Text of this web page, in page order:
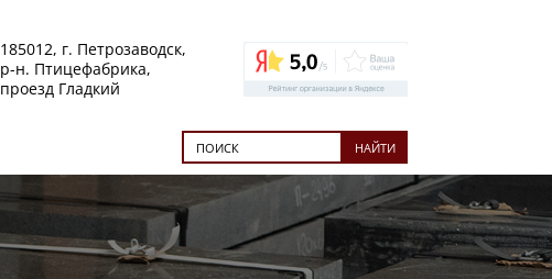
185012, г. Петрозаводск,
р-н. Птицефабрика,
проезд Гладкий
НАЙТИ